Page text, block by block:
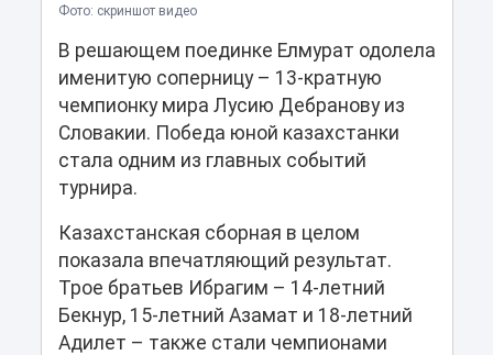
Фото: скриншот видео
В решающем поединке Елмурат одолела
именитую соперницу – 13-кратную
чемпионку мира Лусию Дебранову из
Словакии. Победа юной казахстанки
стала одним из главных событий
турнира.
Казахстанская сборная в целом
показала впечатляющий результат.
Трое братьев Ибрагим – 14-летний
Бекнур, 15-летний Азамат и 18-летний
Адилет – также стали чемпионами